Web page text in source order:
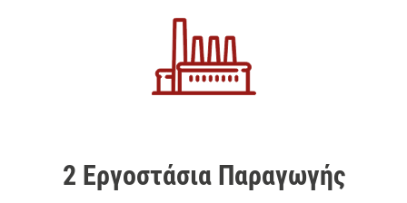
2 Εργοστάσια Παραγωγής